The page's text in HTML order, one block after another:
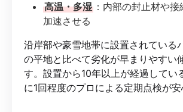
高温・多湿 ：内部の封止材や
加速させる
沿岸部や豪雪地帯に設置されている
の平地と比べて劣化が早まりやすい
す。設置から10年以上が経過してい
に1回程度のプロによる定期点検が安